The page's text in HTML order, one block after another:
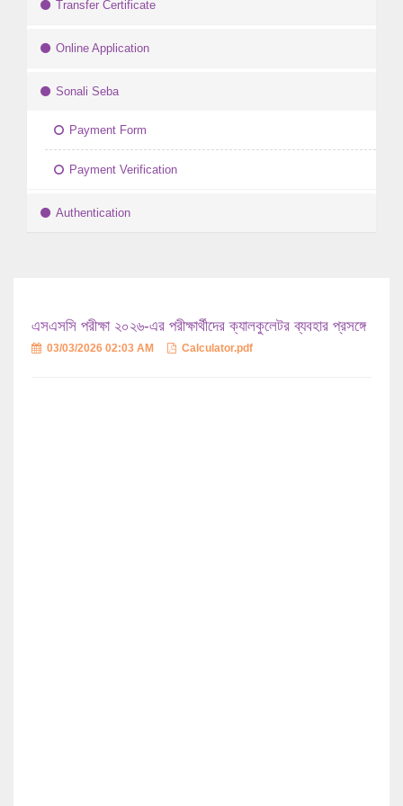
Transfer Certificate
Online Application
Sonali Seba
Payment Form
Payment Verification
Authentication
এসএসসি পরীক্ষা ২০২৬-এর পরীক্ষার্থীদের ক্যালকুলেটর ব্যবহার প্রসঙ্গে
03/03/2026 02:03 AM Calculator.pdf